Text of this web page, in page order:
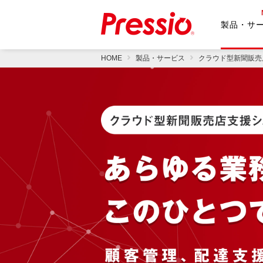
製品・サ
HOME 製品・サービス クラウド型新聞販